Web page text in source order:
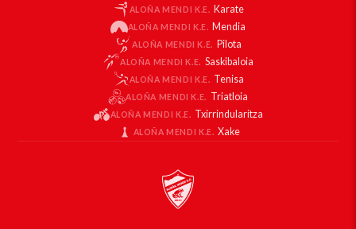
ALOÑA MENDI K.E. Karate
ALOÑA MENDI K.E. Mendia
ALOÑA MENDI K.E. Pilota
ALOÑA MENDI K.E. Saskibaloia
ALOÑA MENDI K.E. Tenisa
ALOÑA MENDI K.E. Triatloia
ALOÑA MENDI K.E. Txirrindularitza
ALOÑA MENDI K.E. Xake